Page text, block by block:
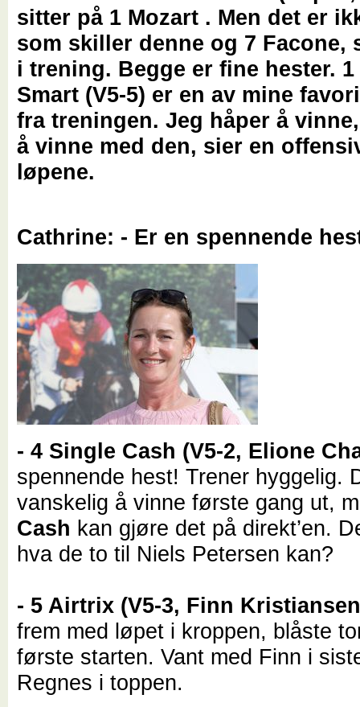
sitter på 1 Mozart . Men det er
som skiller denne og 7 Facone,
i trening. Begge er fine hester. 1
Smart (V5-5) er en av mine
fra treningen. Jeg håper å
å vinne med den, sier en
løpene.
Cathrine: - Er en spennende
- 4 Single Cash (V5-2, Elione
spennende hest! Trener hyggelig.
vanskelig å vinne første gang ut,
Cash kan gjøre det på direkt’en.
hva de to til Niels Petersen kan?
- 5 Airtrix (V5-3, Finn
frem med løpet i kroppen, blåste
første starten. Vant med Finn i
Regnes i toppen.